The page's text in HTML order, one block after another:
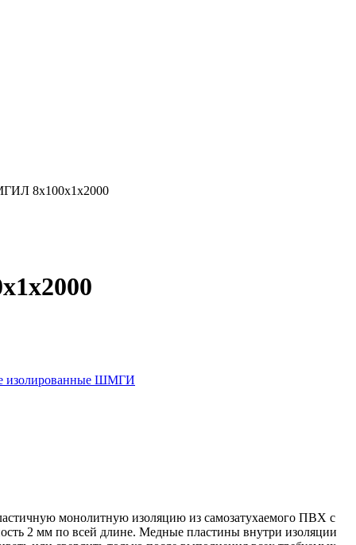
8х100х1х2000
изолированные ШМГИ
монолитную изоляцию из самозатухаемого ПВХ с
2 мм по всей длине. Медные пластины внутри изоляции